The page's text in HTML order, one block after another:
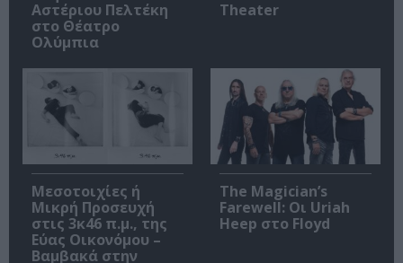
Αστέριου Πελτέκη
στο Θέατρο
Ολύμπια
Theater
Μεσοτοιχίες ή
Μικρή Προσευχή
στις 3κ46 π.μ., της
Εύας Οικονόμου –
Βαμβακά στην
The Magician’s
Farewell: Οι Uriah
Heep στο Floyd